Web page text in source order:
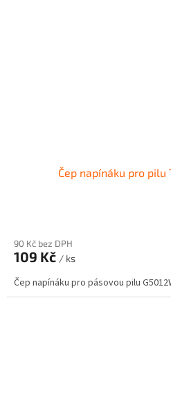
Čep napínáku pro pilu
90 Kč bez DPH
109 Kč / ks
Čep napínáku pro pásovou pilu